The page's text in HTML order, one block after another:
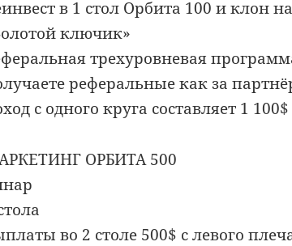
в 1 стол Орбита 100 и клон
ключик»
трехуровневая
реферальные как за
с одного круга составляет 1 100$
ОРБИТА 500
во 2 столе 500$ с левого